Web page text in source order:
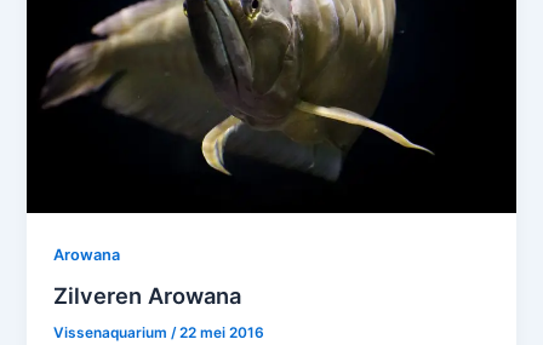
Arowana
Zilveren Arowana
Vissenaquarium/22 mei 2016